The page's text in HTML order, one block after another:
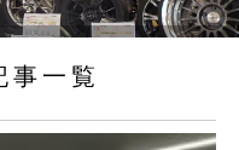
一覧